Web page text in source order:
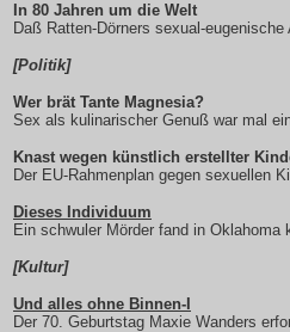
In 80 Jahren um die Welt
Daß Ratten-Dörners sexual-
[Politik]
Wer brät Tante Magnesia?
Sex als kulinarischer Genuß war mal
Knast wegen künstlich erstellter
Der EU-Rahmenplan gegen sexuellen
Dieses Individuum
Ein schwuler Mörder fand in
[Kultur]
Und alles ohne Binnen-I
Der 70. Geburtstag Maxie Wanders